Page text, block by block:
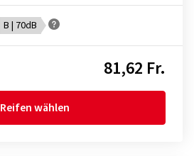
B | 70dB
81,62 Fr.
Reifen wählen